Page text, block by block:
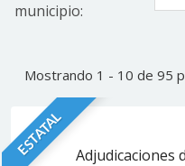
municipio:
Mostrando 1 - 10 de 95
ESTATAL Adjudicaciones